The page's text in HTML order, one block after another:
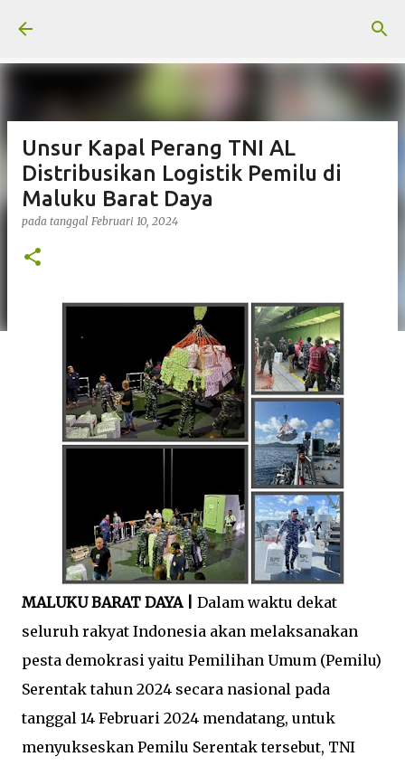
Unsur Kapal Perang TNI AL
Distribusikan Logistik Pemilu di
Maluku Barat Daya
pada tanggal Februari 10, 2024
MALUKU BARAT DAYA | Dalam waktu dekat
seluruh rakyat Indonesia akan melaksanakan
pesta demokrasi yaitu Pemilihan Umum (Pemilu)
Serentak tahun 2024 secara nasional pada
tanggal 14 Februari 2024 mendatang, untuk
menyukseskan Pemilu Serentak tersebut, TNI